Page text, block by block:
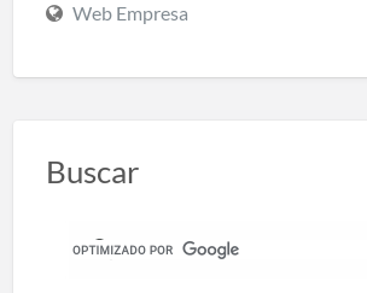
Web Empresa
Buscar